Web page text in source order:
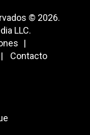
© 2026.
LLC.
Contacto